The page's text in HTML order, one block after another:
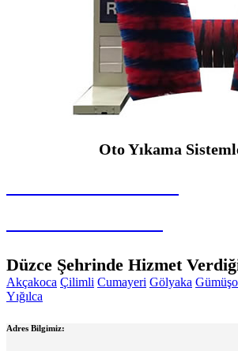
Oto Yıkama
Düzce Şehrinde Hizmet
Akçakoca Çilimli Cumayeri Gölyaka
Yığılca
Adres Bilgimiz: